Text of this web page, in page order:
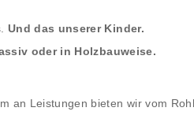
Und das unserer Kinder.
oder in Holzbauweise.
an Leistungen bieten wir vom